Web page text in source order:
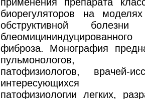
биорегуляторов на
обструктивной
фиброза. Монография
пульмонологов,
патофизиологов, врачей-
интересующихся
патофизиологии легких,